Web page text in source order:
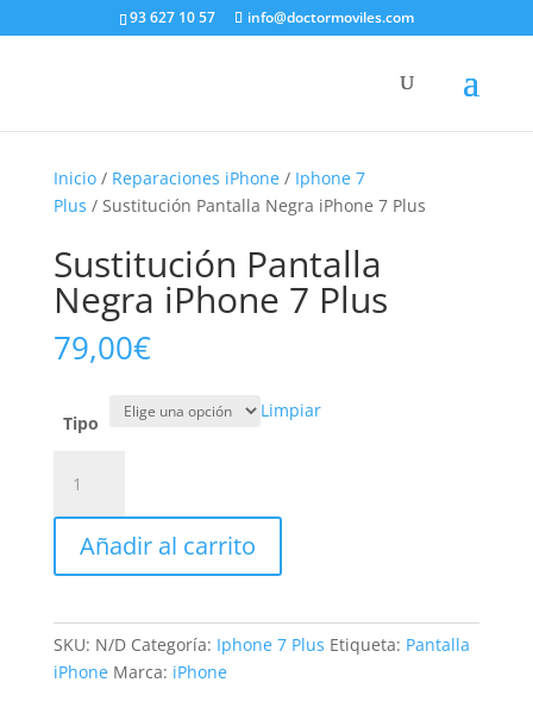
93 627 10 57 info@doctormoviles.com
Inicio/ Reparaciones iPhone/ Iphone 7
Plus / Sustitución Pantalla Negra iPhone 7 Plus
Sustitución Pantalla
Negra iPhone 7 Plus
79,00€
Tipo
Limpiar
Pantalla
Negra
iPhone
7
cantidad
Añadir al carrito
SKU: N/D Categoría: Iphone 7 Plus Etiqueta: Pantalla
iPhone Marca: iPhone